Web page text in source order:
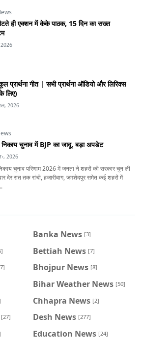
ही एक्शन में केके पाठक, 15 दिन का सख्त
प्रार्थना गीत | सभी प्रार्थना ऑडियो और लिरिक्स
लिए)
2026
चुनाव में BJP का जादू, बड़ा अपडेट
2026
चुनाव परिणाम 2026 में जनता ने शहरों की सरकार चुन ली
देर रात तक रांची, हजारीबाग, जमशेदपुर समेत कई शहरों में
Banka News [3]
Bettiah News [7]
Bhojpur News [8]
Bihar Weather News [50]
Chhapra News [2]
[27] Desh News [277]
Education News [24]